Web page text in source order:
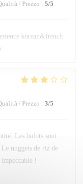
/ Prezzo : 5/5
korean&french
/ Prezzo : 3/5
Les bulots sont
nuggets de riz de
!